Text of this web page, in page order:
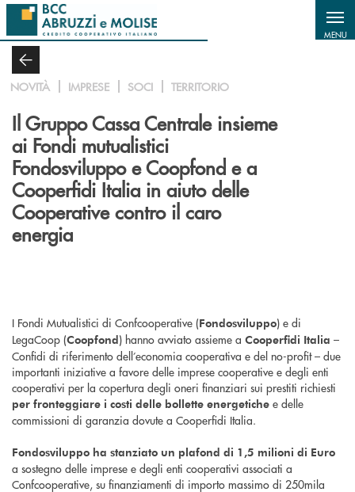
Salta al contenuto principale
MENU
NOVITÀ IMPRESE SOCI TERRITORIO
Il Gruppo Cassa Centrale insieme
ai Fondi mutualistici
Fondosviluppo e Coopfond e a
Cooperfidi Italia in aiuto delle
Cooperative contro il caro
energia
I Fondi Mutualistici di Confcooperative (Fondosviluppo) e di
LegaCoop (Coopfond) hanno avviato assieme a Cooperfidi Italia –
Confidi di riferimento dell’economia cooperativa e del no-profit – due
importanti iniziative a favore delle imprese cooperative e degli enti
cooperativi per la copertura degli oneri finanziari sui prestiti richiesti
per fronteggiare i costi delle bollette energetiche e delle
commissioni di garanzia dovute a Cooperfidi Italia.
Fondosviluppo ha stanziato un plafond di 1,5 milioni di Euro
a sostegno delle imprese e degli enti cooperativi associati a
Confcooperative, su finanziamenti di importo massimo di 250mila